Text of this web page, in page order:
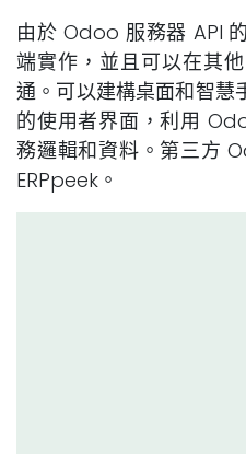
由於 Odoo 服務器 API
端實作，並且可以在其
通。可以建構桌面和智慧
的使用者界面，利用
務邏輯和資料。第三方
ERPpeek。